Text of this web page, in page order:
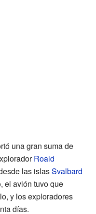
una gran suma de
Roald
las islasSvalbard
el avión tuvo que
y los exploradores
días.